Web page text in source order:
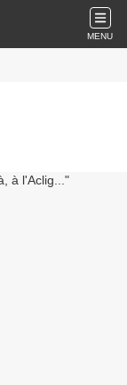
MENU